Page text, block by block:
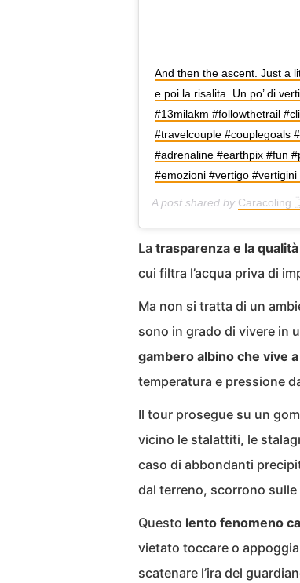
And then the ascent. Just a
e poi la risalita. Un po’ di
#13milakm #followthetrail
#travelcouple #couplegoals
#adrenaline #earthpix #fun
#emozioni #vertigo
A post shared by Caracoling
La trasparenza e la qualità
cui filtra l’acqua priva di
Ma non si tratta di un
sono in grado di vivere in
gambero albino che vive
temperatura e pressione
Il tour prosegue su un
vicino le stalattiti, le
caso di abbondanti
dal terreno, scorrono
Questo lento fenomeno
vietato toccare o
scatenare l’ira del